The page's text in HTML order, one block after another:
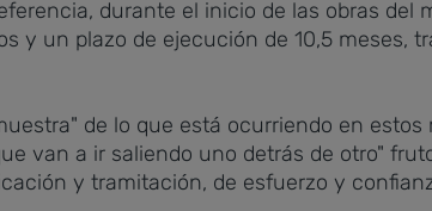
durante el inicio de las obras del
y un plazo de ejecución de 10,5 meses,
de lo que está ocurriendo en
van a ir saliendo uno detrás de otro"
y tramitación, de esfuerzo y